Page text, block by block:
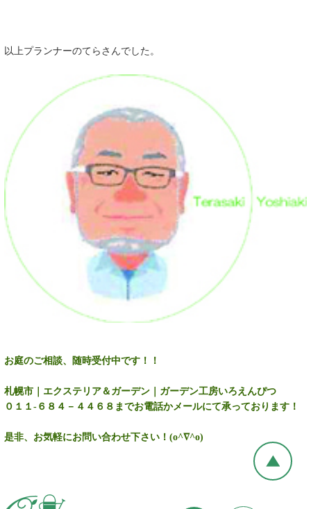
以上プランナーのてらさんでした。
お庭のご相談、随時受付中です！！
札幌市｜エクステリア＆ガーデン｜ガーデン工房いろえんぴつ
０１１-６８４－４４６８までお電話かメールにて承っております！
是非、お気軽にお問い合わせ下さい！(o^∇^o)